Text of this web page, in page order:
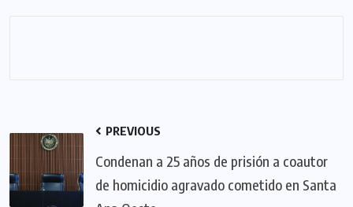
PREVIOUS
Condenan a 25 años de prisión a coautor
de homicidio agravado cometido en Santa